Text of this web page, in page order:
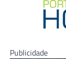
Publicidade